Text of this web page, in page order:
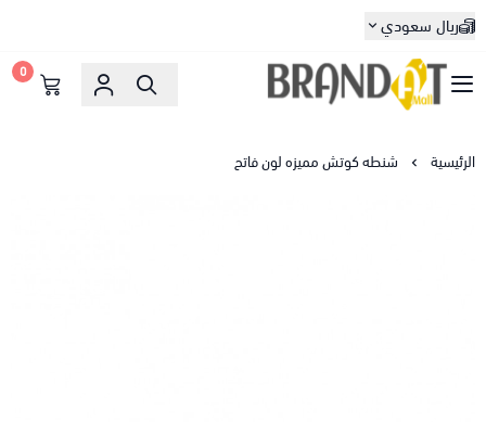
ريال سعودي
براندات مول
0
الرئيسية شنطه كوتش مميزه لون فاتح